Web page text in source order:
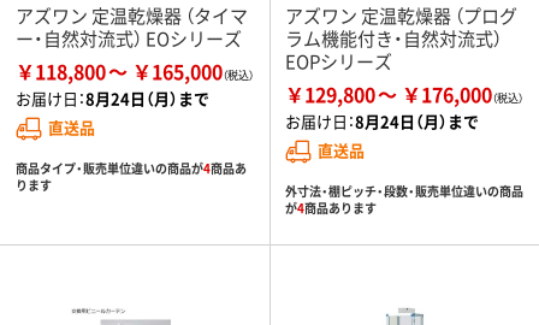
アズワン 定温乾燥器 （タイマ
ー・自然対流式） EOシリーズ
￥118,800 ￥165,000
お届け日：8月24日（月）まで
直送品
商品タイプ・販売単位違いの商品が4商品あ
ります
アズワン 定温乾燥器 （プログ
ラム機能付き・自然対流式）
EOPシリーズ
￥129,800 ￥176,000
お届け日：8月24日（月）まで
直送品
外寸法・棚ピッチ・段数・販売単位違いの商品
が4商品あります